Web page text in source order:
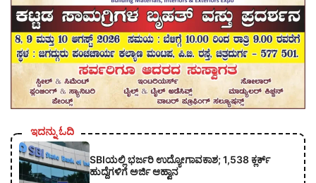
ಇದನ್ನು ಓದಿ
SBIಯಲ್ಲಿ ಭರ್ಜರಿ ಉದ್ಯೋಗಾವಕಾಶ; 1,538 ಕ್ಲರ್ಕ್
ಹುದ್ದೆಗಳಿಗೆ ಅರ್ಜಿ ಆಹ್ವಾನ